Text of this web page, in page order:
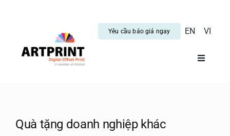
Yêu cầu báo giá ngay EN VI
Toggle
Quà tặng doanh nghiệp khác